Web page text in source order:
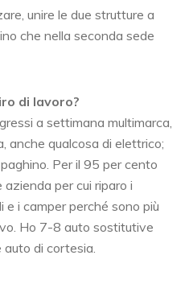
unire le due strutture a
che nella seconda sede
di lavoro?
a settimana multimarca,
anche qualcosa di elettrico;
Per il 95 per cento
azienda per cui riparo i
e i camper perché sono più
Ho 7-8 auto sostitutive
auto di cortesia.